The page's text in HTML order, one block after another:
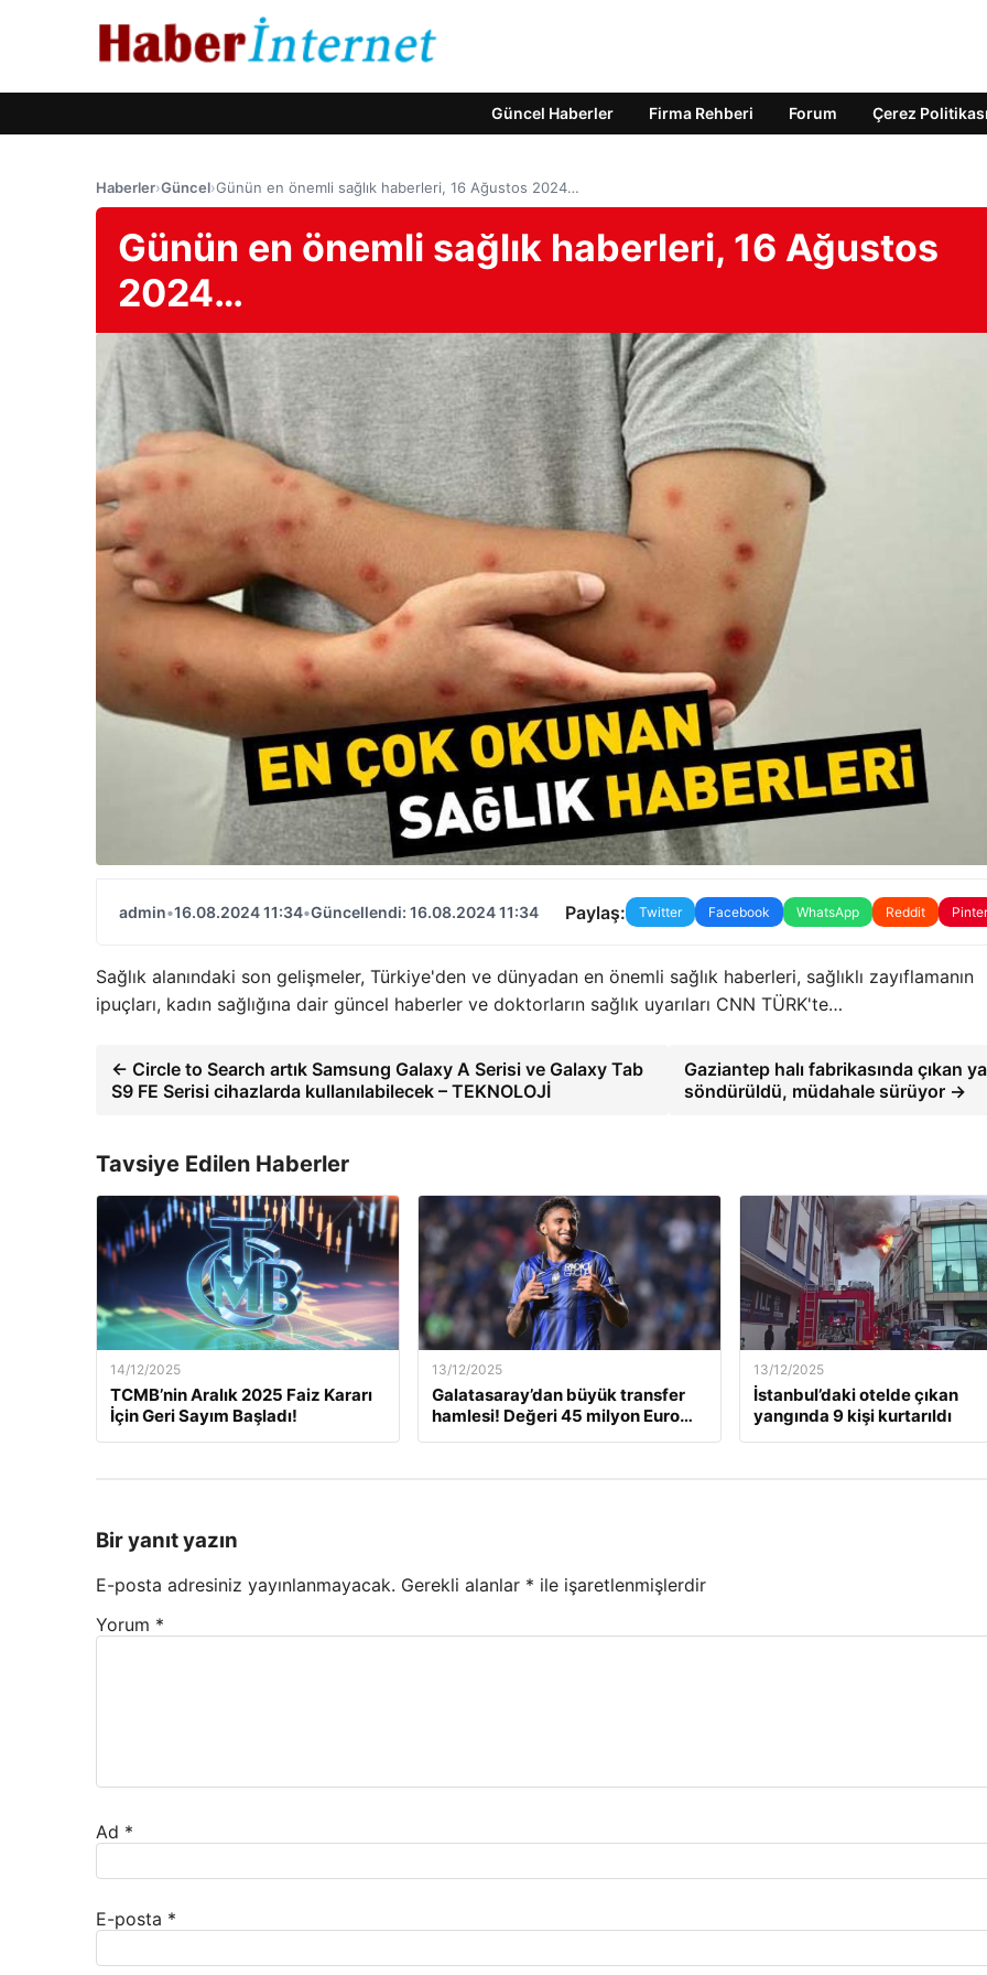
Güncel Haberler Firma Rehberi Forum Çerez Politikası
Haberler›Güncel›Günün en önemli sağlık haberleri, 16 Ağustos 2024…
Günün en önemli sağlık haberleri, 16 Ağustos
2024…
admin•16.08.2024 11:34•Güncellendi: 16.08.2024 11:34 Paylaş: Twitter Facebook WhatsApp Reddit
Sağlık alanındaki son gelişmeler, Türkiye'den ve dünyadan en önemli sağlık haberleri, sağlıklı zayıflamanın
ipuçları, kadın sağlığına dair güncel haberler ve doktorların sağlık uyarıları CNN TÜRK'te…
← Circle to Search artık Samsung Galaxy A Serisi ve Galaxy Tab
S9 FE Serisi cihazlarda kullanılabilecek – TEKNOLOJİ
Gaziantep halı fabrikasında çıkan
söndürüldü, müdahale sürüyor →
Tavsiye Edilen Haberler
14/12/2025
TCMB’nin Aralık 2025 Faiz Kararı
İçin Geri Sayım Başladı!
13/12/2025
Galatasaray’dan büyük transfer
hamlesi! Değeri 45 milyon Euro…
13/12/2025
İstanbul’daki otelde çıkan
yangında 9 kişi kurtarıldı
Bir yanıt yazın
E-posta adresiniz yayınlanmayacak. Gerekli alanlar * ile işaretlenmişlerdir
Yorum *
Ad *
E-posta *